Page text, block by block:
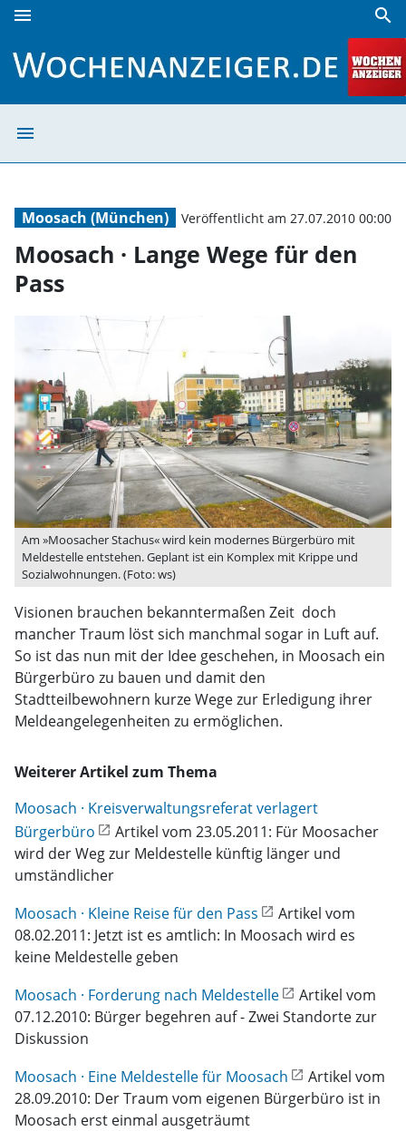
menu search
menu
Moosach (München) Veröffentlicht am 27.07.2010 00:00
Moosach · Lange Wege für den
Pass
Am »Moosacher Stachus« wird kein modernes Bürgerbüro mit
Meldestelle entstehen. Geplant ist ein Komplex mit Krippe und
Sozialwohnungen. (Foto: ws)
Visionen brauchen bekanntermaßen Zeit  doch
mancher Traum löst sich manchmal sogar in Luft auf.
So ist das nun mit der Idee geschehen, in Moosach ein
Bürgerbüro zu bauen und damit den
Stadtteilbewohnern kurze Wege zur Erledigung ihrer
Meldeangelegenheiten zu ermöglichen.
Weiterer Artikel zum Thema
Moosach · Kreisverwaltungsreferat verlagert
Bürgerbüro
Artikel vom 23.05.2011: Für Moosacher
wird der Weg zur Meldestelle künftig länger und
umständlicher
Moosach · Kleine Reise für den Pass
Artikel vom
08.02.2011: Jetzt ist es amtlich: In Moosach wird es
keine Meldestelle geben
Moosach · Forderung nach Meldestelle
Artikel vom
07.12.2010: Bürger begehren auf - Zwei Standorte zur
Diskussion
Moosach · Eine Meldestelle für Moosach
Artikel vom
28.09.2010: Der Traum vom eigenen Bürgerbüro ist in
Moosach erst einmal ausgeträumt